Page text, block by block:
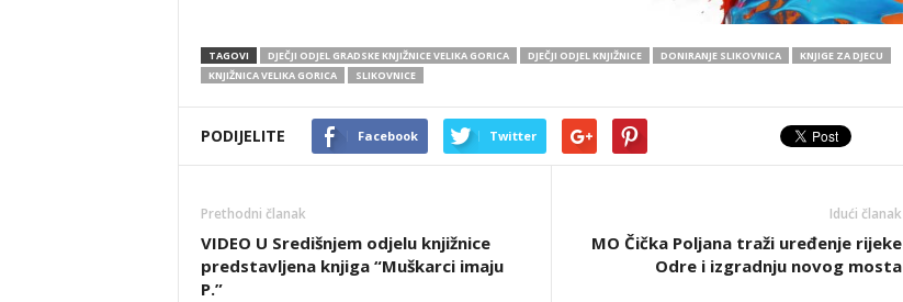
TAGOVI DJEČJI ODJEL GRADSKE KNJIŽNICE VELIKA GORICA DJEČJI ODJEL KNJIŽNICE DONIRANJE SLIKOVNICA
KNJIGE ZA DJECU
KNJIŽNICA VELIKA GORICA
SLIKOVNICE
PODIJELITE Facebook Twitter
Prethodni članak
VIDEO U Središnjem odjelu knjižnice
predstavljena knjiga “Muškarci imaju
P.”
Idući članak
MO Čička Poljana traži uređenje rijeke
Odre i izgradnju novog mosta